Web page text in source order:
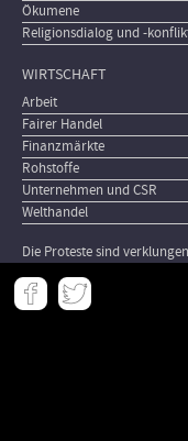
Ökumene
Religionsdialog und -
WIRTSCHAFT
Arbeit
Fairer Handel
Finanzmärkte
Rohstoffe
Unternehmen und CSR
Welthandel
Die Proteste sind verklungen
Meta
-